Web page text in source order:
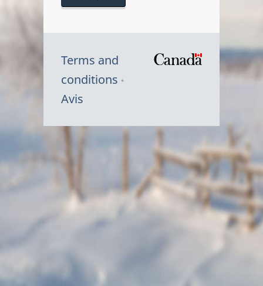
Terms and
conditions
Avis
Symbole
Canada